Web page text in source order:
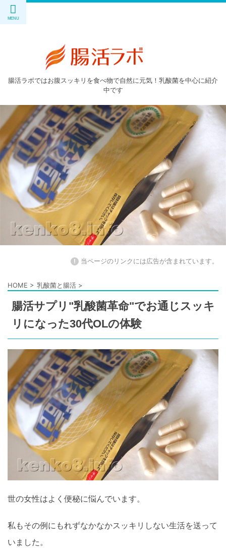
腸活ラボではお腹スッキリを食べ物で自然に元気！乳酸菌を中心に紹介
中です
! 当ページのリンクには広告が含まれています。
HOME > 乳酸菌と腸活 >
腸活サプリ"乳酸菌革命"でお通じスッキ
リになった30代OLの体験
世の女性はよく便秘に悩んでいます。
私もその例にもれずなかなかスッキリしない生活を送って
いました。